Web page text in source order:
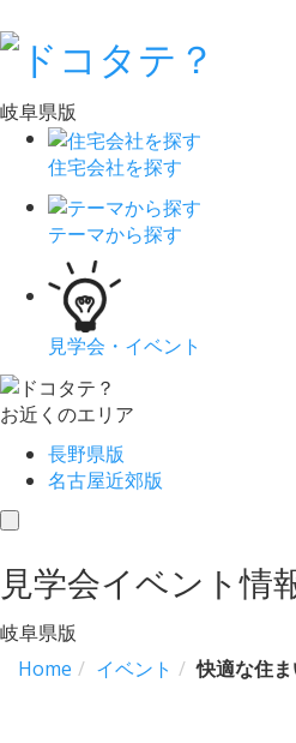
岐阜県版
住宅会社を探す
テーマから探す
見学会・イベント
お近くのエリア
長野県版
名古屋近郊版
toggle
見学会イベント情
岐阜県版
Home
イベント 快適な住